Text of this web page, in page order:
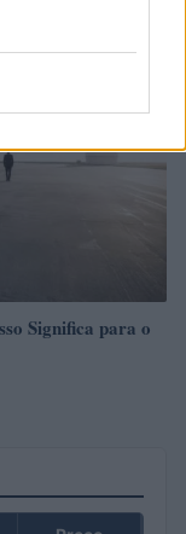
Significa para o